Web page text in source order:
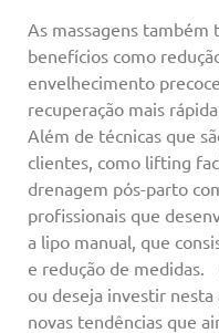
As massagens
benefícios como
envelhecimento
recuperação mais
Além de técnicas que
clientes, como lifting
drenagem pós-parto
profissionais que
a lipo manual, que
e redução de medidas.
ou deseja investir
novas tendências que